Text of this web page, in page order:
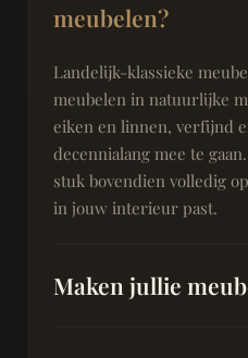
meubelen?
Landelijk-klassieke
meubelen in natuurlijke
eiken en linnen, verfijnd
decennialang mee te
stuk bovendien volledig
in jouw interieur past.
Maken jullie